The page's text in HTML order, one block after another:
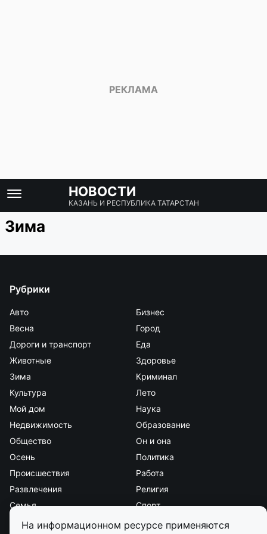
На информационном ресурсе применяются
НОВОСТИ
КАЗАНЬ И РЕСПУБЛИКА ТАТАРСТАН
Зима
Рубрики
Авто
Бизнес
Весна
Город
Дороги и транспорт
Еда
Животные
Здоровье
Зима
Криминал
Культура
Лето
Мой дом
Наука
Недвижимость
Образование
Общество
Он и она
Осень
Политика
Происшествия
Работа
Развлечения
Религия
Семья
Спорт
Стиль и красота
Страна и мир